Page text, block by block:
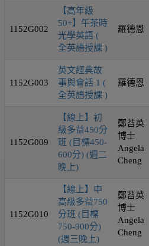
1152G002
【高年級
50+】午茶時
光學英語 (
全英語授課 )
羅德恩
1152G003
英文經典故
事與會話 1 (
全英語授課 )
羅德恩
1152G009
【線上】初
級多益450分
班 (目標450-
600分) (週二
晚上)
鄭苔英
博士
Angela
Cheng
1152G010
【線上】中
高級多益750
分班 (目標
750-900分)
(週三晚上)
鄭苔英
博士
Angela
Cheng